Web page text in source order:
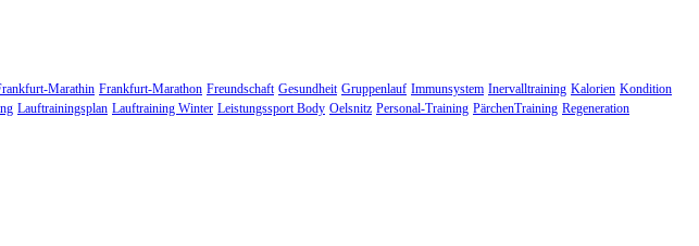
Marathin Frankfurt-Marathon Freundschaft Gesundheit Gruppenlauf Immunsystem Inervalltraining Kalorien Kondition
Lauftrainingsplan Lauftraining Winter Leistungssport Body Oelsnitz Personal-Training PärchenTraining Regeneration